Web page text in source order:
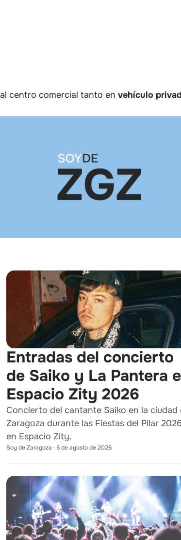
al centro comercial tanto en vehículo
Entradas del concierto
de Saiko y La Pantera
Espacio Zity 2026
Concierto del cantante Saiko en la ciudad
Zaragoza durante las Fiestas del Pilar
en Espacio Zity.
Soy de Zaragoza · 5 de agosto de 2026